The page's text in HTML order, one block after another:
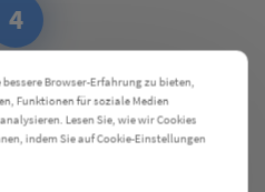
4
senden wir dir automatisch den
Teilnahmebestätigungzu.
Browser-Erfahrung zu bieten,
Funktionen für soziale Medien
Lesen Sie, wie wir Cookies
indem Sie auf Cookie-Einstellungen